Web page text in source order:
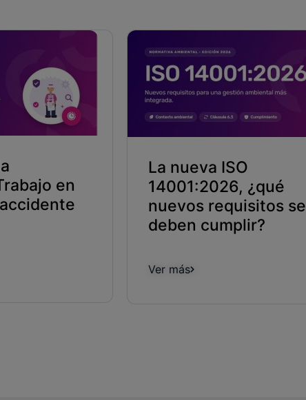
en
La nueva ISO
14001:2026, ¿qué
nuevos requisitos se
deben cumplir?
Ver más